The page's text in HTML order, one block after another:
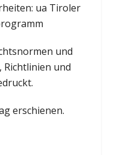
ua Tiroler
und
Richtlinien und
erschienen.